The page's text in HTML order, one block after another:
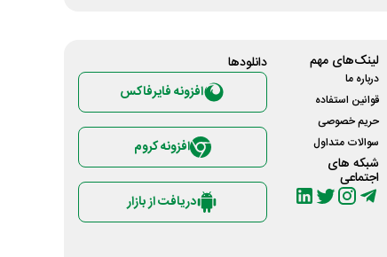
لینک‌های مهم
درباره ما
قوانین استفاده
حریم خصوصی
سوالات متداول
شبکه های
اجتماعی
دانلود‌ها
افزونه فایرفاکس
افزونه کروم
دریافت از بازار